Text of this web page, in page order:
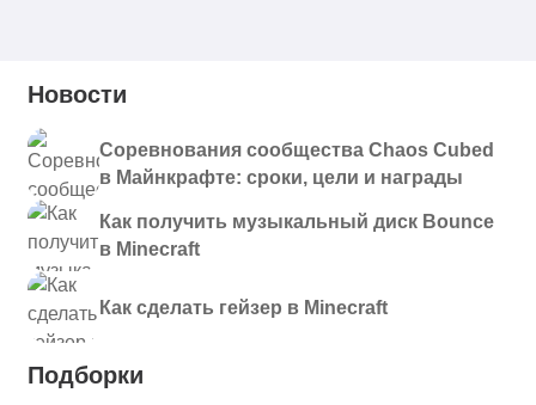
Новости
Соревнования сообщества Chaos Cubed
в Майнкрафте: сроки, цели и награды
Как получить музыкальный диск Bounce
в Minecraft
Как сделать гейзер в Minecraft
Подборки